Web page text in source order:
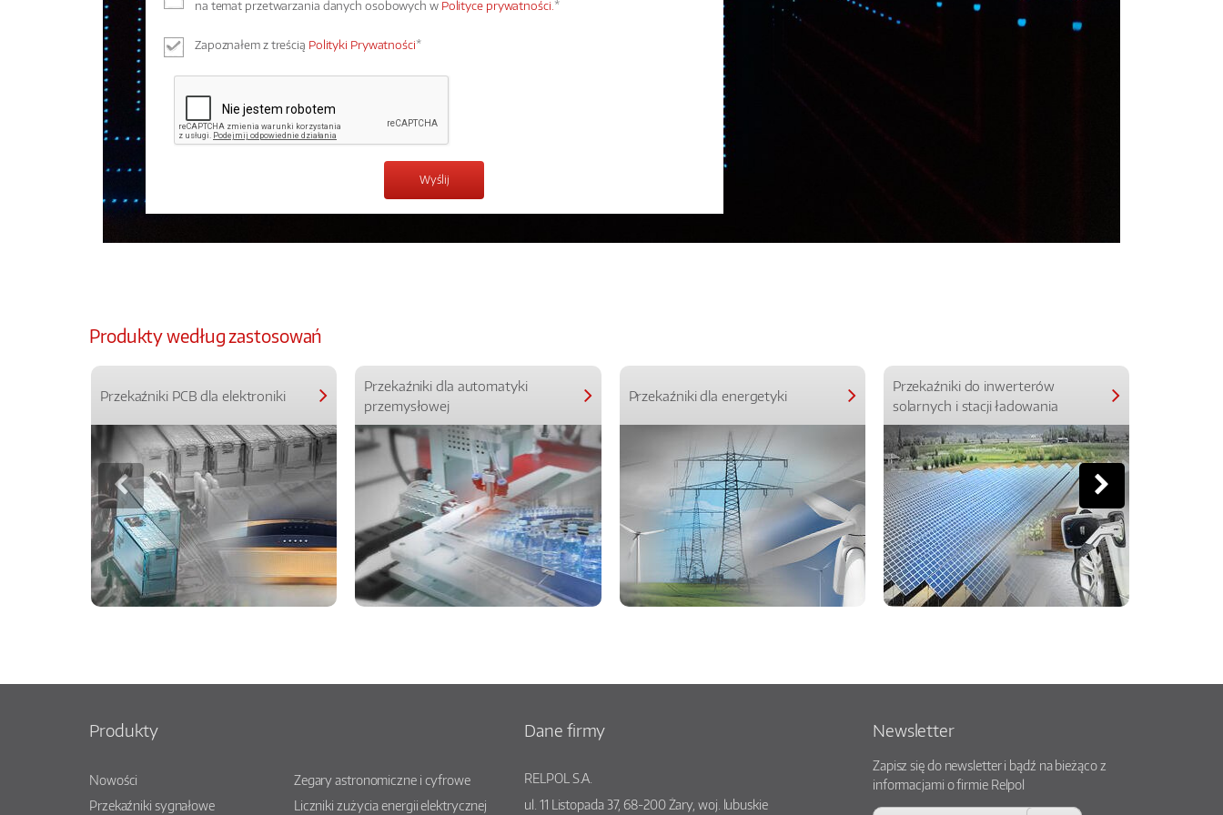
na temat przetwarzania danych osobowych w Polityce prywatności.*
Zapoznałem z treścią Polityki Prywatności*
Produkty według zastosowań
Przekaźniki PCB dla elektroniki
Przekaźniki dla automatyki
przemysłowej
Przekaźniki dla energetyki
Przekaźniki do inwerterów
solarnych i stacji ładowania
Produkty
Nowości
Przekaźniki sygnałowe
Zegary astronomiczne i cyfrowe
Liczniki zużycia energii elektrycznej
Dane firmy
RELPOL S.A.
ul. 11 Listopada 37,68-200Żary, woj. lubuskie
Newsletter
Zapisz się do newsletter i bądź na bieżąco z
informacjami o firmie Relpol